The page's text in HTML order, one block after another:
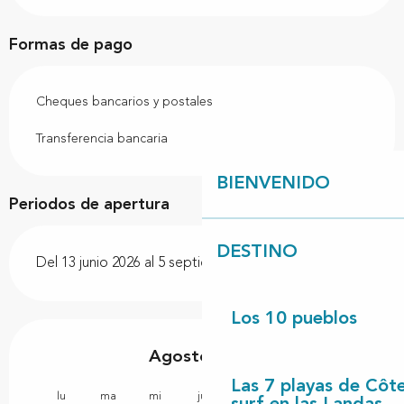
BIENVENIDO
DESTINO
Los 10 pueblos
Las 7 playas de
Formas de pago
Cheques bancarios y postales
Transferencia bancaria
Periodos de apertura
Del 13 junio 2026 al 5 septiembre 2026
Agosto 2026
lu ma mi ju sa